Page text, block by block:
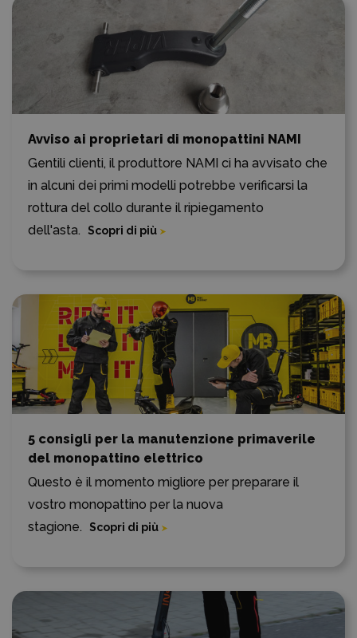
Avviso ai proprietari di monopattini NAMI
Gentili clienti, il produttore NAMI ci ha avvisato che
in alcuni dei primi modelli potrebbe verificarsi la
rottura del collo durante il ripiegamento
dell'asta.
Scopri di più
5 consigli per la manutenzione primaverile
del monopattino elettrico
Questo è il momento migliore per preparare il
vostro monopattino per la nuova
stagione.
Scopri di più